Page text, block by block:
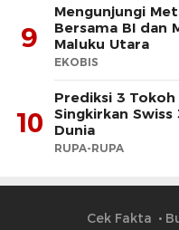
9
Mengunjungi
Bersama BI dan
Maluku Utara
EKOBIS
10
Prediksi 3
Singkirkan
Dunia
RUPA-RUPA
Cek Fakta